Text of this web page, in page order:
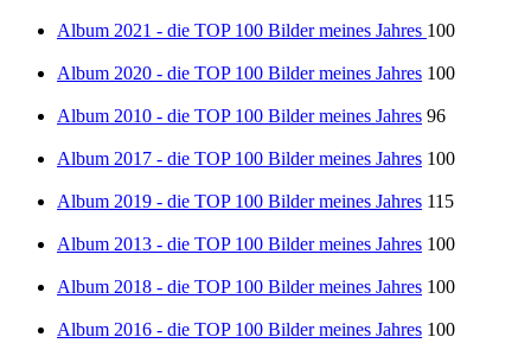
Album 2021 - die TOP 100 Bilder meines Jahres 100
Album 2020 - die TOP 100 Bilder meines Jahres 100
Album 2010 - die TOP 100 Bilder meines Jahres 96
Album 2017 - die TOP 100 Bilder meines Jahres 100
Album 2019 - die TOP 100 Bilder meines Jahres 115
Album 2013 - die TOP 100 Bilder meines Jahres 100
Album 2018 - die TOP 100 Bilder meines Jahres 100
Album 2016 - die TOP 100 Bilder meines Jahres 100